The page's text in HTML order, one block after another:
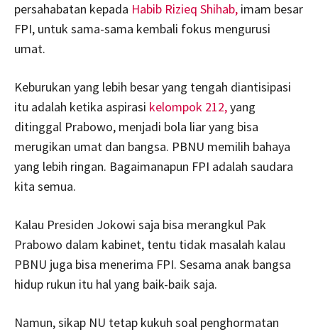
persahabatan kepada Habib Rizieq Shihab, imam besar
FPI, untuk sama-sama kembali fokus mengurusi
umat.
Keburukan yang lebih besar yang tengah diantisipasi
itu adalah ketika aspirasi kelompok 212,yang
ditinggal Prabowo, menjadi bola liar yang bisa
merugikan umat dan bangsa. PBNU memilih bahaya
yang lebih ringan. Bagaimanapun FPI adalah saudara
kita semua.
Kalau Presiden Jokowi saja bisa merangkul Pak
Prabowo dalam kabinet, tentu tidak masalah kalau
PBNU juga bisa menerima FPI. Sesama anak bangsa
hidup rukun itu hal yang baik-baik saja.
Namun, sikap NU tetap kukuh soal penghormatan